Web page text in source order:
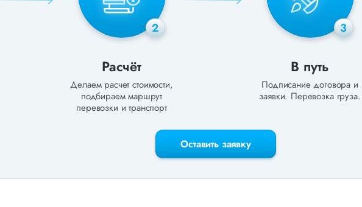
2
Расчёт
Делаем расчет стоимости,
подбираем маршрут
перевозки и транспорт
3
В путь
Подписание договора и
заявки. Перевозка груза.
Оставить заявку